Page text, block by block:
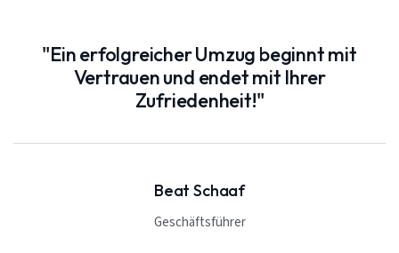
"Ein erfolgreicher Umzug beginnt mit
Vertrauen und endet mit Ihrer
Zufriedenheit!"
Beat Schaaf
Geschäftsführer